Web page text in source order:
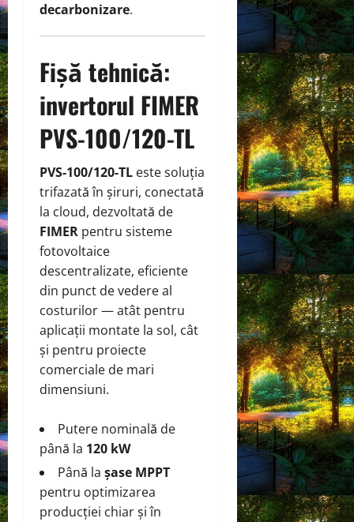
decarbonizare.
Fișă tehnică:
invertorul FIMER
PVS-100/120-TL
PVS-100/120-TL este soluția
trifazată în șiruri, conectată
la cloud, dezvoltată de
FIMER pentru sisteme
fotovoltaice
descentralizate, eficiente
din punct de vedere al
costurilor — atât pentru
aplicații montate la sol, cât
și pentru proiecte
comerciale de mari
dimensiuni.
Putere nominală de
până la 120 kW
Până la șase MPPT
pentru optimizarea
producției chiar și în